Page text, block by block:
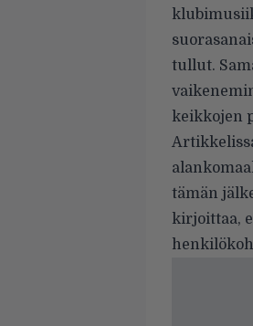
tullut.
keikkojen
tämän
kirjoittaa,